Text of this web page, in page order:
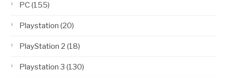
PC(155)
Playstation (20)
PlayStation 2 (18)
Playstation 3 (130)